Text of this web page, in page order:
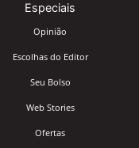
Especiais
Opinião
Escolhas do Editor
Seu Bolso
Web Stories
Ofertas